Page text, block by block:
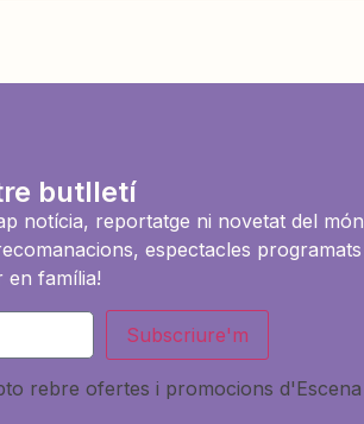
butlletí
notícia, reportatge ni novetat del món
espectacles programats
en família!
Subscriure'm
rebre ofertes i promocions d'Escena